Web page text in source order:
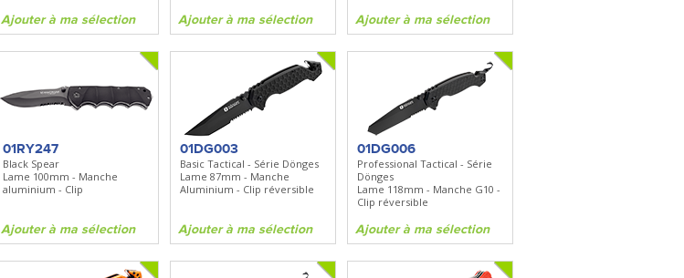
Ajouter à ma sélection Ajouter à ma sélection Ajouter à ma sélection
01RY247
Black Spear
Lame 100mm - Manche
aluminium - Clip
Ajouter à ma sélection
01DG003
Basic Tactical - Série Dönges
Lame 87mm - Manche
Aluminium - Clip réversible
Ajouter à ma sélection
01DG006
Professional Tactical - Série
Dönges
Lame 118mm - Manche G10 -
Clip réversible
Ajouter à ma sélection